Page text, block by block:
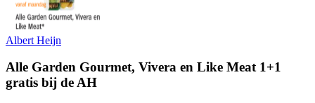
Albert Heijn
Alle Garden Gourmet, Vivera en Like Meat 1+1
gratis bij de AH